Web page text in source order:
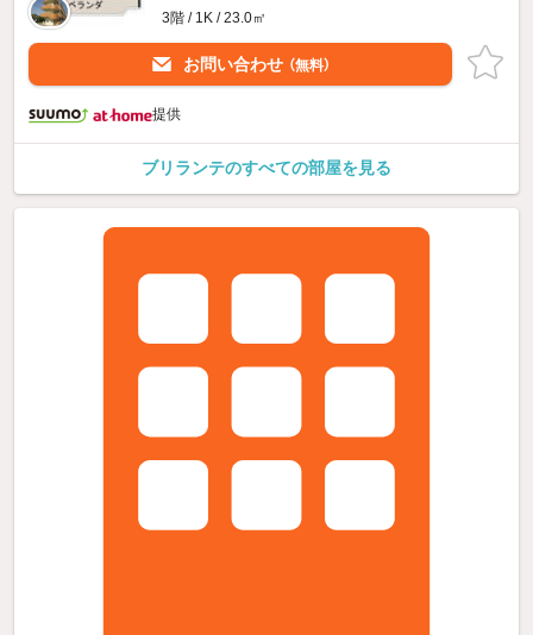
3階 / 1K / 23.0㎡
お問い合わせ （無料）
提供
ブリランテのすべての部屋を見る